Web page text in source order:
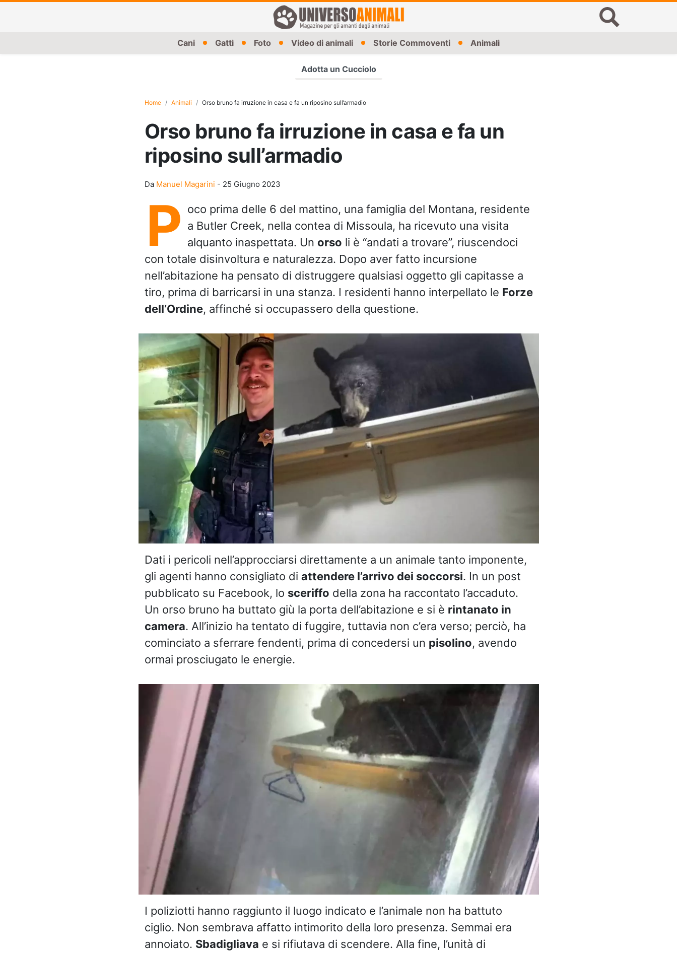
Cani Gatti Foto Video di animali Storie Commoventi Animali
Adotta un Cucciolo
Home Animali Orso bruno fa irruzione in casa e fa un riposino sull’armadio
Orso bruno fa irruzione in casa e fa un
riposino sull’armadio
Da Manuel Magarini - 25 Giugno 2023
P oco prima delle 6 del mattino, una famiglia del Montana, residente
a Butler Creek, nella contea di Missoula, ha ricevuto una visita
alquanto inaspettata. Un orso li è “andati a trovare”, riuscendoci
con totale disinvoltura e naturalezza. Dopo aver fatto incursione
nell’abitazione ha pensato di distruggere qualsiasi oggetto gli capitasse a
tiro, prima di barricarsi in una stanza. I residenti hanno interpellato le Forze
dell’Ordine, affinché si occupassero della questione.
Dati i pericoli nell’approcciarsi direttamente a un animale tanto imponente,
gli agenti hanno consigliato di attendere l’arrivo dei soccorsi. In un post
pubblicato su Facebook, lo sceriffo della zona ha raccontato l’accaduto.
Un orso bruno ha buttato giù la porta dell’abitazione e si è rintanato in
camera. All’inizio ha tentato di fuggire, tuttavia non c’era verso; perciò, ha
cominciato a sferrare fendenti, prima di concedersi un pisolino, avendo
ormai prosciugato le energie.
I poliziotti hanno raggiunto il luogo indicato e l’animale non ha battuto
ciglio. Non sembrava affatto intimorito della loro presenza. Semmai era
annoiato. Sbadigliava e si rifiutava di scendere. Alla fine, l’unità di